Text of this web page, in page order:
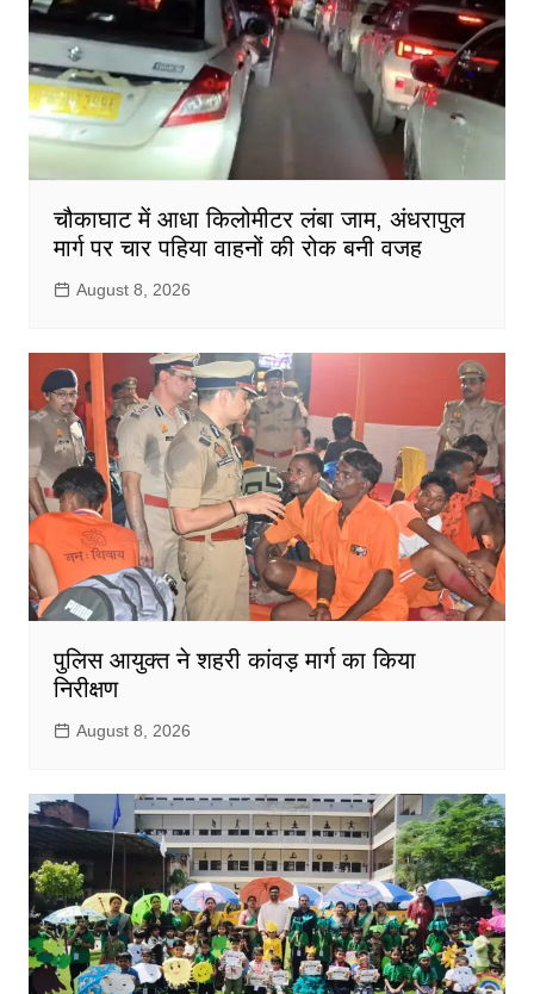
चौकाघाट में आधा किलोमीटर लंबा जाम, अंधरापुल
मार्ग पर चार पहिया वाहनों की रोक बनी वजह
August 8, 2026
पुलिस आयुक्त ने शहरी कांवड़ मार्ग का किया
निरीक्षण
August 8, 2026